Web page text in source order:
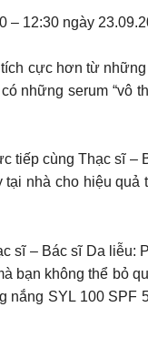
– 12:30 ngày
cực hơn từ
những serum “vô
tiếp cùng Thạc sĩ –
nhà cho hiệu
sĩ – Bác sĩ Da liễu:
bạn không thể bỏ
nắng SYL 100 SPF